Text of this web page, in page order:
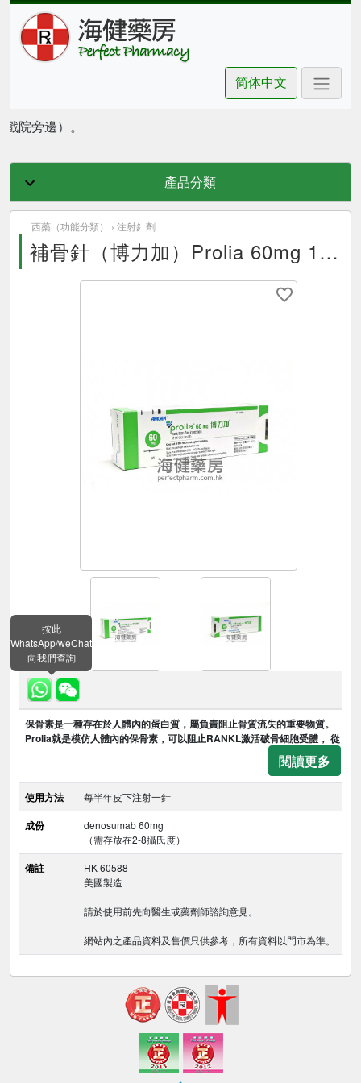
简体中文
院旁邊）。
產品分類
西藥（功能分類） › 注射針劑
補骨針（博力加）Prolia 60mg 1 pre-filled syringe
按此
WhatsApp/weChat
向我們查詢
保骨素是一種存在於人體內的蛋白質，屬負責阻止骨質流失的重要物質。
Prolia就是模仿人體內的保骨素，可以阻止RANKL激活破骨細胞受體， 從
閱讀更多
使用方法 每半年皮下注射一針
成份
denosumab 60mg
（需存放在2-8攝氏度）
備註
HK-60588
美國製造
請於使用前先向醫生或藥劑師諮詢意見。
網站內之產品資料及售價只供參考，所有資料以門市為準。